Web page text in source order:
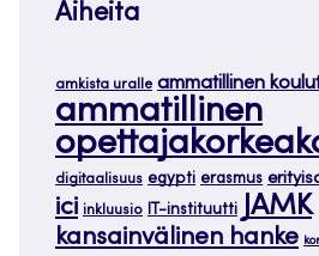
Aiheita
amkista uralle ammatillinen
ammatillinen
digitaalisuus egypti erasmus
ici inkluusio IT-instituutti JAMK
kansainvälinen hanke